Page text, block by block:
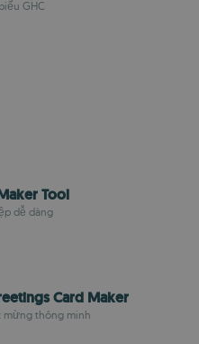
GHC
Tool
dễ dàng
Card Maker
mừng thông minh